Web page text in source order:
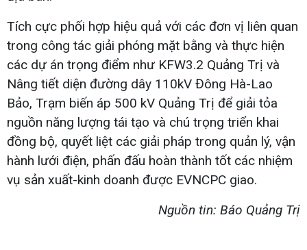
Tích cực phối hợp hiệu quả với các đơn vị liên quan
trong công tác giải phóng mặt bằng và thực hiện
các dự án trọng điểm như KFW3.2 Quảng Trị và
Nâng tiết diện đường dây 110kV Đông Hà-Lao
Bảo, Trạm biến áp 500 kV Quảng Trị để giải tỏa
nguồn năng lượng tái tạo và chú trọng triển khai
đồng bộ, quyết liệt các giải pháp trong quản lý, vận
hành lưới điện, phấn đấu hoàn thành tốt các nhiệm
vụ sản xuất-kinh doanh được EVNCPC giao.
Nguồn tin: Báo Quảng Trị